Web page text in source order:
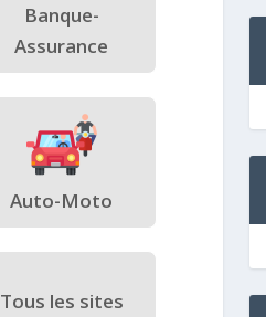
Banque-
Assurance
Auto-Moto
Tous les sites